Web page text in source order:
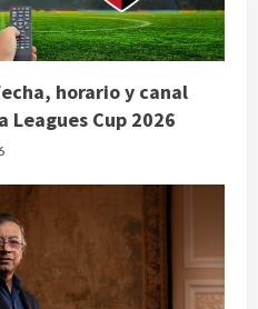
horario y canal
Cup 2026